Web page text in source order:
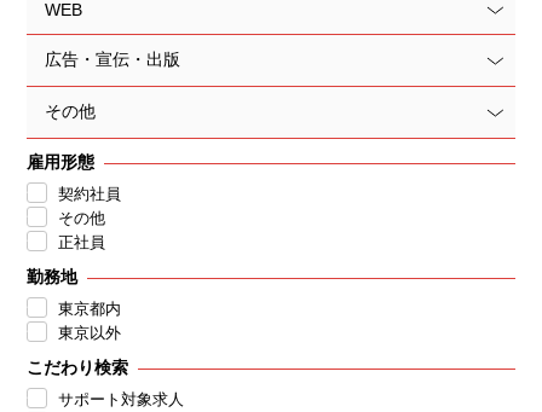
WEB
広告・宣伝・出版
その他
雇用形態
契約社員
その他
正社員
勤務地
東京都内
東京以外
こだわり検索
サポート対象求人